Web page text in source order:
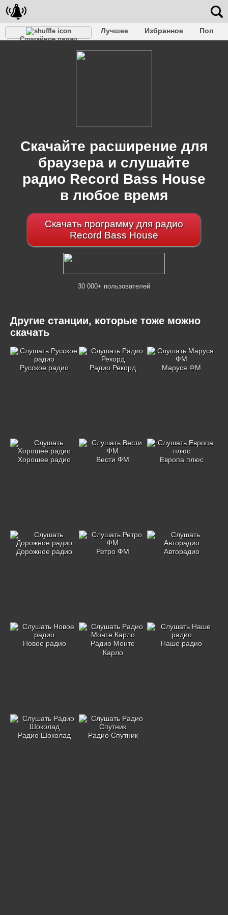
Случайное радио
Лучшее Избранное
Поп
Рэп
Скачайте расширение для
браузера и слушайте
радио Record Bass House
в любое время
Скачать программу для радио
Record Bass House
30 000+ пользователей
Другие станции, которые тоже можно
скачать
Русское радио Радио Рекорд Маруся ФМ
Хорошее радио Вести ФМ Европа плюс
Дорожное радио Ретро ФМ Авторадио
Новое радио
Радио Монте
Карло
Наше радио
Радио Шоколад Радио Спутник